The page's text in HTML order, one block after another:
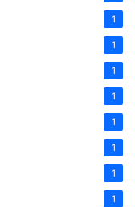
1
1
1
1
1
1
1
1